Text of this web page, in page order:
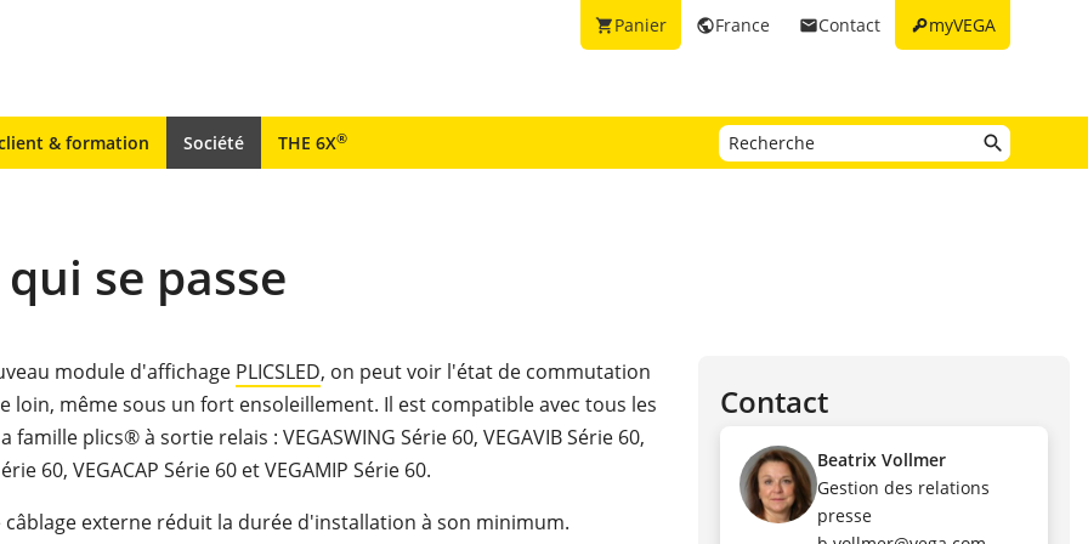
keymyVEGA
emailContact
publicFrance
shopping_cartPanier
& formation Société THE 6X®
se passe
module d'affichage PLICSLED, on peut voir l'état de commutation
loin, même sous un fort ensoleillement. Il est compatible avec tous les
famille plics® à sortie relais : VEGASWING Série 60, VEGAVIB Série 60,
60, VEGACAP Série 60 et VEGAMIP Série 60.
câblage externe réduit la durée d'installation à son minimum.
Contact
Beatrix Vollmer
Gestion des relations
presse